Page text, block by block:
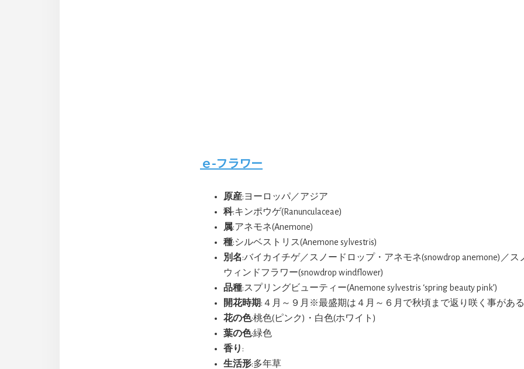
ｅ-フラワー
原産:ヨーロッパ／アジア
科:キンポウゲ(Ranunculaceae)
属:アネモネ(Anemone)
種:シルベストリス(Anemone sylvestris)
別名:バイカイチゲ／スノードロップ・アネモネ(snowdrop anemone)／
ウィンドフラワー(snowdrop windflower)
品種:スプリングビューティー(Anemone sylvestris ‘spring beauty pink’)
開花時期:４月～９月※最盛期は４月～６月で秋頃まで返り咲く事がある
花の色:桃色(ピンク)・白色(ホワイト)
葉の色:緑色
香り :
生活形:多年草